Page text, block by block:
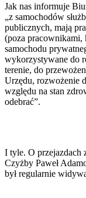
Jak nas informuje
„z samochodów
publicznych, mają
(poza pracownikami,
samochodu
wykorzystywane do
terenie, do
Urzędu, rozwożenie
względu na stan
odebrać”.
I tyle. O przejazdach
Czyżby Paweł
był regularnie